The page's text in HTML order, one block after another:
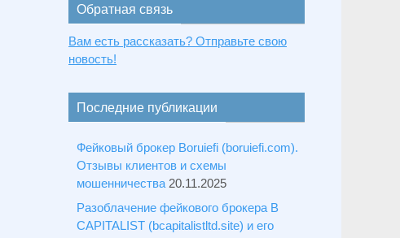
Обратная связь
Вам есть рассказать? Отправьте свою
новость!
Последние публикации
Фейковый брокер Boruiefi (boruiefi.com).
Отзывы клиентов и схемы
мошенничества 20.11.2025
Разоблачение фейкового брокера B
CAPITALIST (bcapitalistltd.site) и его